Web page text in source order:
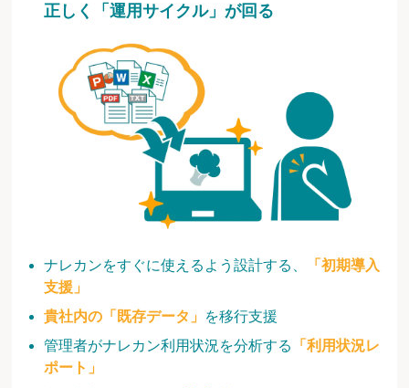
ナレカンをすぐに使えるよう設計する、
「初期導入
支援」
貴社内の「既存データ」 を移行支援
管理者がナレカン利用状況を分析する
「利用状況レ
ポート」
正しく「運用サイクル」が回る